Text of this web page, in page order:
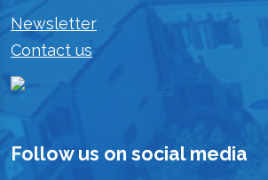
Newsletter
Contact us
Follow us on social media